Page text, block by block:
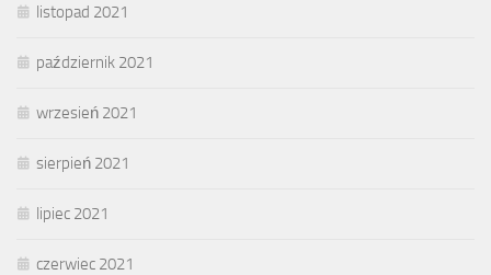
listopad 2021
październik 2021
wrzesień 2021
sierpień 2021
lipiec 2021
czerwiec 2021